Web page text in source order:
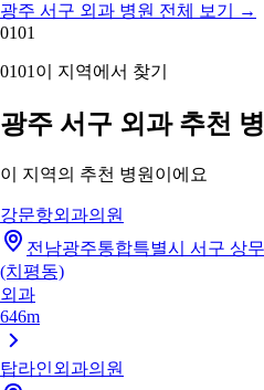
광주 서구 외과 병원 전체 보기
→
0101
0101 이 지역에서 찾기
광주 서구 외과 추천
이 지역의 추천 병원이에요
강문항외과의원
전남광주통합특별시 서구 상
(치평동)
외과
646m
탑라인외과의원